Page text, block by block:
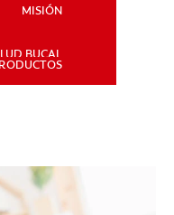
MISIÓN
BUCAL